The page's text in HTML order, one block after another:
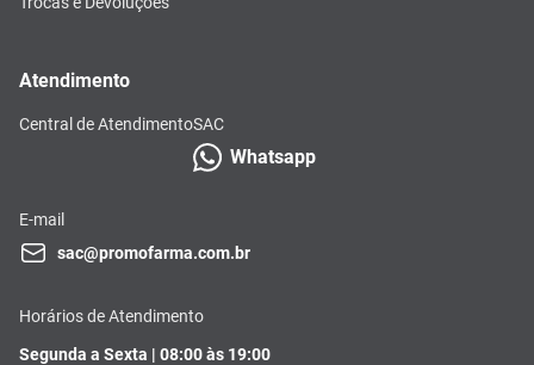
Atendimento
Central de AtendimentoSAC
Whatsapp
E-mail
sac@promofarma.com.br
Horários de Atendimento
Segunda a Sexta | 08:00 às 19:00